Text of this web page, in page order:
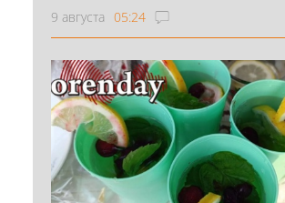
9 августа 05:24